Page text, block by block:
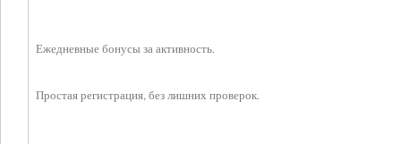
Ежедневные бонусы за активность.
Простая регистрация, без лишних проверок.